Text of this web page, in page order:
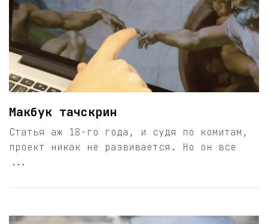
Макбук тачскрин
Статья аж 18-го года, и судя по комитам,
проект никак не развивается. Но он все
...